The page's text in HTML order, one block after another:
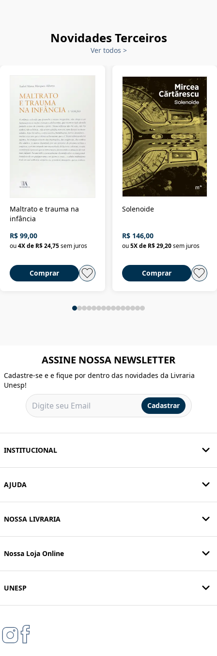
Novidades Terceiros
Ver todos >
Maltrato e trauma na
infância
R$ 99,00
ou4X de R$ 24,75sem juros
Comprar
Solenoide
R$ 146,00
ou 5X de R$ 29,20 sem juros
Comprar
ASSINE NOSSA NEWSLETTER
Cadastre-se e e fique por dentro das novidades da Livraria
Unesp!
Cadastrar
INSTITUCIONAL
AJUDA
NOSSA LIVRARIA
Nossa Loja Online
UNESP